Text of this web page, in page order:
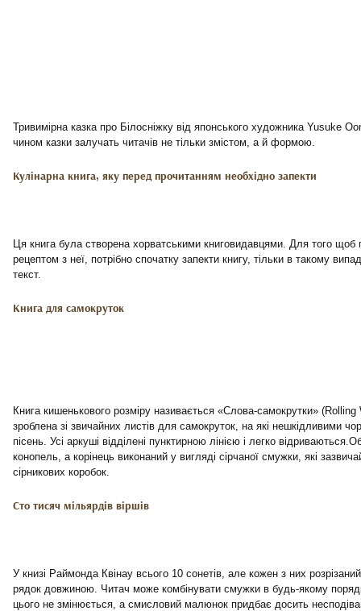
Тривимірна казка про Білосніжку від японського художника Yusuke
чином казки залучать читачів не тільки змістом, а й формою.
Кулінарна книга, яку перед прочитанням необхідно запекти
Ця книга була створена хорватськими книговидавцями. Для того щоб
рецептом з неї, потрібно спочатку запекти книгу, тільки в такому
текст.
Книга для самокруток
Книга кишенькового розміру називається «Слова-самокрутки»
зроблена зі звичайних листів для самокруток, на які нешкідливими
пісень. Усі аркуші відділені пунктирною лінією і легко
конопель, а корінець виконаний у вигляді сірчаної смужки, які
сірникових коробок.
Сто тисяч мільярдів віршів
У книзі Раймонда Квінау всього 10 сонетів, але кожен з них
рядок довжиною. Читач може комбінувати смужки в будь-якому
цього не змінюється, а смисловий малюнок придбає досить